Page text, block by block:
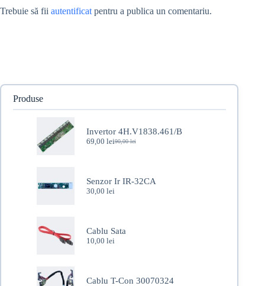
Trebuie să fii autentificat pentru a publica un comentariu.
Produse
Invertor 4H.V1838.461/B
90,00lei
Prețul
90,00 lei.
69,00 leiPrețul
Senzor Ir IR-32CA
30,00 lei
Cablu Sata
10,00 lei
Cablu T-Con 30070324